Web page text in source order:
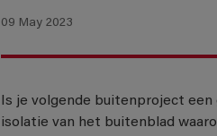
09 May 2023
Is je volgende buitenproject
isolatie van het buitenblad